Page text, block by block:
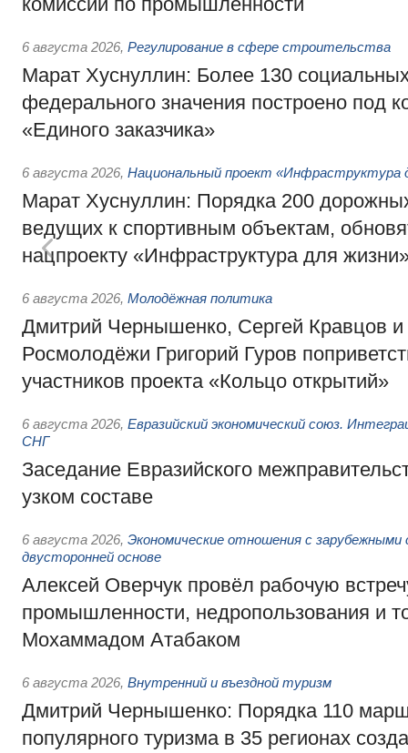
6 августа 2026, Регулирование в сфере строительства
Марат Хуснуллин: Более 130
федерального значения построено под
«Единого заказчика»
6 августа 2026, Национальный проект «Инфраструктура
Марат Хуснуллин: Порядка 200
ведущих к спортивным объектам,
нацпроекту «Инфраструктура для
6 августа 2026, Молодёжная политика
Дмитрий Чернышенко, Сергей Кравцов и
Росмолодёжи Григорий Гуров
участников проекта «Кольцо открытий»
6 августа 2026, Евразийский экономический союз.
СНГ
Заседание Евразийского
узком составе
6 августа 2026, Экономические отношения с
двусторонней основе
Алексей Оверчук провёл рабочую
промышленности, недропользования и
Мохаммадом Атабаком
6 августа 2026, Внутренний и въездной туризм
Дмитрий Чернышенко: Порядка 110
популярного туризма в 35 регионах